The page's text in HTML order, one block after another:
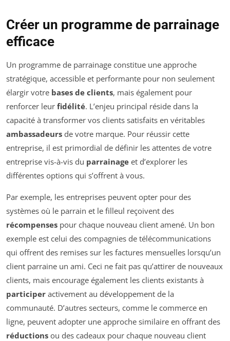
Créer un programme de parrainage
efficace
Un programme de parrainage constitue une approche
stratégique, accessible et performante pour non seulement
élargir votre bases de clients, mais également pour
renforcer leur fidélité. L’enjeu principal réside dans la
capacité à transformer vos clients satisfaits en véritables
ambassadeurs de votre marque. Pour réussir cette
entreprise, il est primordial de définir les attentes de votre
entreprise vis-à-vis du parrainage et d’explorer les
différentes options qui s’offrent à vous.
Par exemple, les entreprises peuvent opter pour des
systèmes où le parrain et le filleul reçoivent des
récompenses pour chaque nouveau client amené. Un bon
exemple est celui des compagnies de télécommunications
qui offrent des remises sur les factures mensuelles lorsqu’un
client parraine un ami. Ceci ne fait pas qu’attirer de nouveaux
clients, mais encourage également les clients existants à
participer activement au développement de la
communauté. D’autres secteurs, comme le commerce en
ligne, peuvent adopter une approche similaire en offrant des
réductions ou des cadeaux pour chaque nouveau client